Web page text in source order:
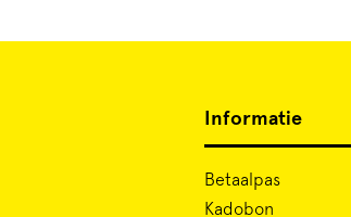
Informatie
Betaalpas
Kadobon